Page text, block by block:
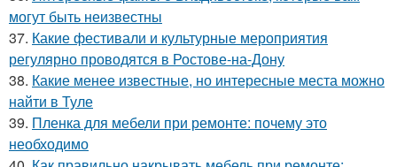
могут быть неизвестны
37. Какие фестивали и культурные мероприятия
регулярно проводятся в Ростове-на-Дону
38. Какие менее известные, но интересные места можно
найти в Туле
39. Пленка для мебели при ремонте: почему это
необходимо